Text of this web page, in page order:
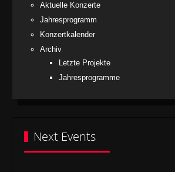
Aktuelle Konzerte
Jahresprogramm
Konzertkalender
Archiv
Letzte Projekte
Jahresprogramme
Next Events